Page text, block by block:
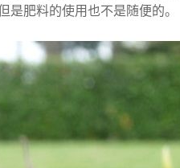
是肥料的使用也不是随便的。